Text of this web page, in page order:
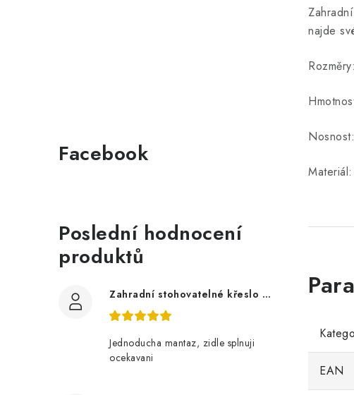
Facebook
Poslední hodnocení
produktů
Zahradní stohovatelné křeslo LUCY z akácie
Jednoducha mantaz, zidle splnuji
ocekavani
najde
EAN